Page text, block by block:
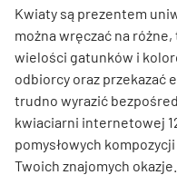
Kwiaty są prezentem
można wręczać na
wielości gatunków i
odbiorcy oraz przekazać
trudno wyrazić
kwiaciarni internetowej
pomysłowych
Twoich znajomych